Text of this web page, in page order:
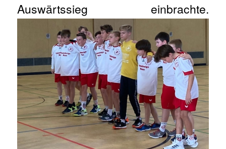
Auswärtssieg einbrachte.